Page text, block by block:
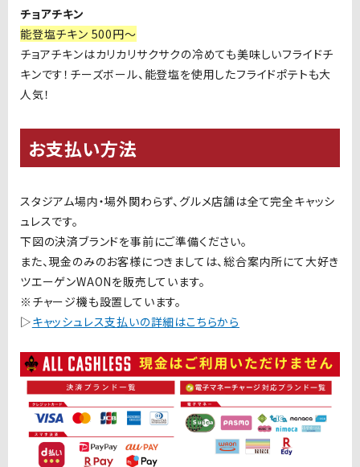
チョアチキン
能登塩チキン 500円～
チョアチキンはカリカリサクサクの冷めても美味しいフライドチ
キンです！チーズボール、能登塩を使用したフライドポテトも大
人気！
お支払い方法
スタジアム場内・場外関わらず、グルメ店舗は全て完全キャッシ
ュレスです。
下図の決済ブランドを事前にご準備ください。
また、現金のみのお客様につきましては、総合案内所にて大好き
ツエーゲンWAONを販売しています。
※ チャージ機も設置しています。
▷キャッシュレス支払いの詳細はこちらから